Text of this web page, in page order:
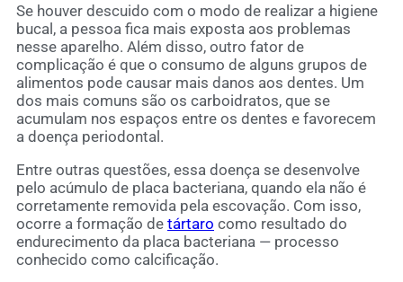
Se houver descuido com o modo de realizar a higiene
bucal, a pessoa fica mais exposta aos problemas
nesse aparelho. Além disso, outro fator de
complicação é que o consumo de alguns grupos de
alimentos pode causar mais danos aos dentes. Um
dos mais comuns são os carboidratos, que se
acumulam nos espaços entre os dentes e favorecem
a doença periodontal.
Entre outras questões, essa doença se desenvolve
pelo acúmulo de placa bacteriana, quando ela não é
corretamente removida pela escovação. Com isso,
ocorre a formação de tártaro como resultado do
endurecimento da placa bacteriana — processo
conhecido como calcificação.